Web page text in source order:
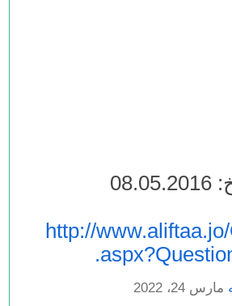
http://
مارس 24، 2022